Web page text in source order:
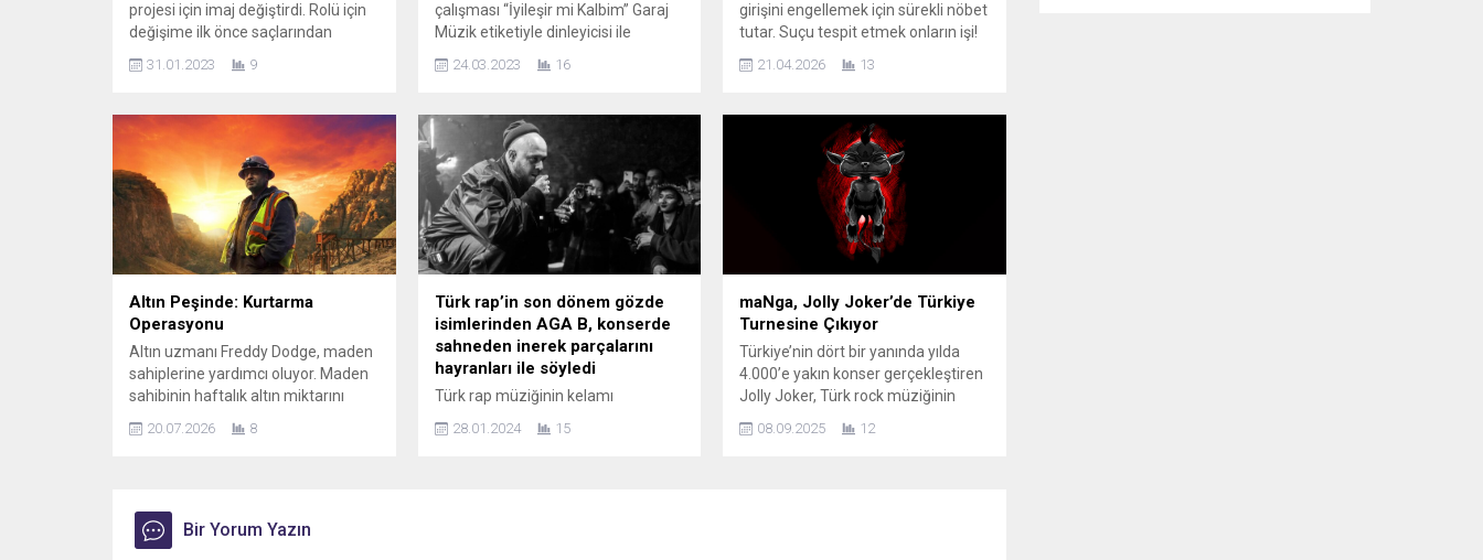
projesi için imaj değiştirdi. Rolü için
değişime ilk önce saçlarından
başlayan güzel oyuncu, bambaşka
görünüme büründü. Yeni halini
paylaşan Erkök, hayranlarını adeta
büyüledi. Kısa sürede büyük beğeni
toplayan fotoğraf kareleri, yorum
yağmuruna tutuldu. ...
31.01.2023 9
çalışması “İyileşir mi Kalbim” Garaj
Müzik etiketiyle dinleyicisi ile
buluşuyor. İndirme Linkleri
• Fotoğraflar • Basın Bülteni • Ses
köy evinde yaşayan ve 3 senedir
çiftçilik yaparak hayatına devam
eden Alişan Özaydın, kariyerini
profesyonel alana taşıyarak ilk
single çalışması “Baykuş”u
geçtiğimiz...
24.03.2023 16
girişini engellemek için sürekli nöbet
tutar. Suçu tespit etmek onların işi!
Gümrük Kontrol: İsveç, yeni
bölümüyle 23 Nisan Perşembe
yeni bölümünde; Niklas düğün için
yüklü miktarda alkol alan iki
Norveçliyle tanışır. İkili strese girer
ve kimin ne...
21.04.2026 13
Altın Peşinde: Kurtarma
Operasyonu
Altın uzmanı Freddy Dodge, maden
sahiplerine yardımcı oluyor. Maden
sahibinin haftalık altın miktarını
Ancak başarısız olursa… Tek kuruş
19.30’da DMAX’te. Yayınlanacak
yeni bölümde; Freddy ve Juan
20.07.2026 8
Türk rap’in son dönem gözde
isimlerinden AGA B, konserde
sahneden inerek parçalarını
hayranları ile söyledi
Türk rap müziğinin kelamı
anlatıcısı Aga B, Muamma
28.01.2024 15
maNga, Jolly Joker’de Türkiye
Turnesine Çıkıyor
Türkiye’nin dört bir yanında yılda
4.000’e yakın konser gerçekleştiren
Jolly Joker, Türk rock müziğinin
konser tarihlerini sosyal medya
08.09.2025 12
Bir Yorum Yazın